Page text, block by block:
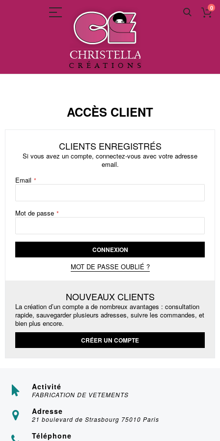
0
Allez
ACCÈS CLIENT
CLIENTS ENREGISTRÉS
Si vous avez un compte, connectez-vous avec votre adresse
email.
Email
Mot de passe
CONNEXION
MOT DE PASSE OUBLIÉ ?
NOUVEAUX CLIENTS
La création d’un compte a de nombreux avantages : consultation
rapide, sauvegarder plusieurs adresses, suivre les commandes, et
bien plus encore.
CRÉER UN COMPTE
Activité
FABRICATION DE VETEMENTS
Adresse
21 boulevard de Strasbourg 75010 Paris
Téléphone